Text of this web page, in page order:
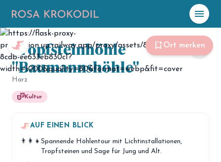
menu
☀️ Heute
Plane mit Kroki
celebration
hiking Abenteuer
Unterkünfte
bookmark_add Ort merken
Tropfsteinhöhle
"Baumannshöhle"
Harz
theater_comedyKultur
share
AUF EINEN BLICK
👨‍👩‍👧 Spannende Höhlentour mit Lichtinstallationen,
Tropfsteinen und Sage für Jung und Alt.